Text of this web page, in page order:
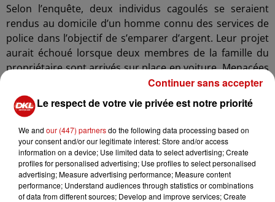
Selon l’enquête, deux individus cagoulés se seraient
rendus au domicile d’un homme connu des services de
police dans l’objectif de s’emparer d’argent. Leur projet
aurait échoué lorsque deux membres de la famille du
propriétaire sont arrivés sur place en voiture. Menacées
par un homme armé, elles ont réussi à prendre la fuite
avant que les agresseurs ne passent à l’acte.
Au cours des débats, la figure de Chérif Chekatt a
occupé une place importante en raison des connexions
entre plusieurs protagonistes des deux dossiers.
Plusieurs éléments de l’enquête proviennent d’ailleurs
des investigations menées après l’attentat de
Strasbourg. Les enquêteurs ont mis en avant les liens
Le respect de votre vie privée est notre priorité
We and our (447) partnersdo the following data processing based on
your consent and/or our legitimate interest: Store and/or access
information on a device; Use limited data to select advertising; Create
profiles for personalised advertising; Use profiles to select personalised
advertising; Measure advertising performance; Measure content
performance; Understand audiences through statistics or combinations
of data from different sources; Develop and improve services; Create
Continuer sans accepter